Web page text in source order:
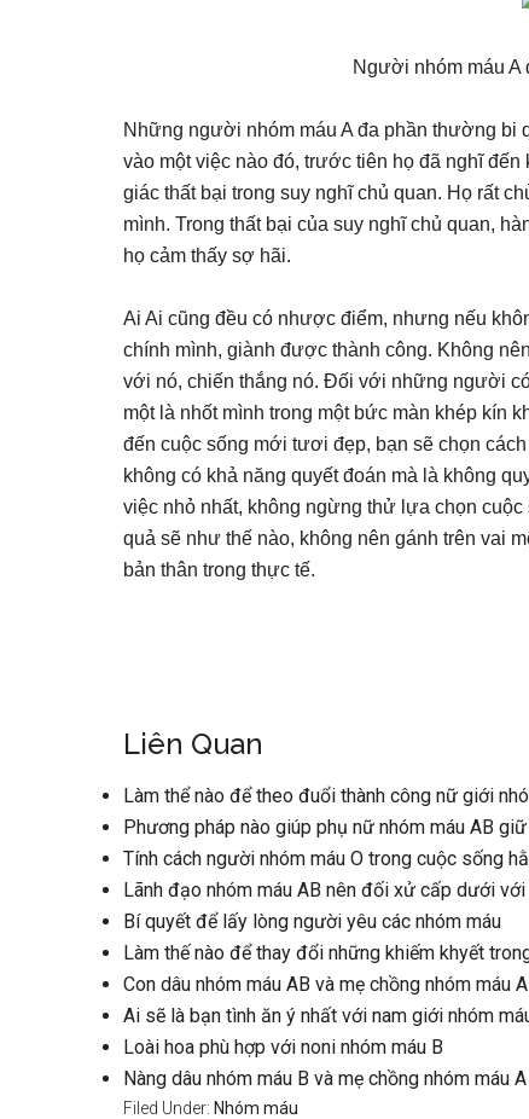
Người nhóm máu A
Những người nhóm máu A đa phần thường bi
vào một việc nào đó, trước tiên họ đã nghĩ
giác thất bại trong suy nghĩ chủ quan. Họ rất
mình. Trong thất bại của suy nghĩ chủ quan,
họ cảm thấy sợ hãi.
Ai Ai cũng đều có nhược điểm, nhưng nếu
chính mình, giành được thành công. Không
với nó, chiến thắng nó. Đối với những người
một là nhốt mình trong một bức màn khép kín
đến cuộc sống mới tươi đẹp, bạn sẽ chọn
không có khả năng quyết đoán mà là không
việc nhỏ nhất, không ngừng thử lựa chọn
quả sẽ như thế nào, không nên gánh trên vai
bản thân trong thực tế.
Liên Quan
Làm thể nào để theo đuổi thành công nữ giới
Phương pháp nào giúp phụ nữ nhóm máu AB
Tính cách người nhóm máu O trong cuộc sống
Lãnh đạo nhóm máu AB nên đối xử cấp dưới
Bí quyết để lấy lòng người yêu các nhóm máu
Làm thế nào để thay đổi những khiếm khyết
Con dâu nhóm máu AB và mẹ chồng nhóm máu A
Ai sẽ là bạn tình ăn ý nhất với nam giới nhóm
Loài hoa phù hợp với noni nhóm máu B
Nàng dâu nhóm máu B và mẹ chồng nhóm máu A
Filed Under: Nhóm máu